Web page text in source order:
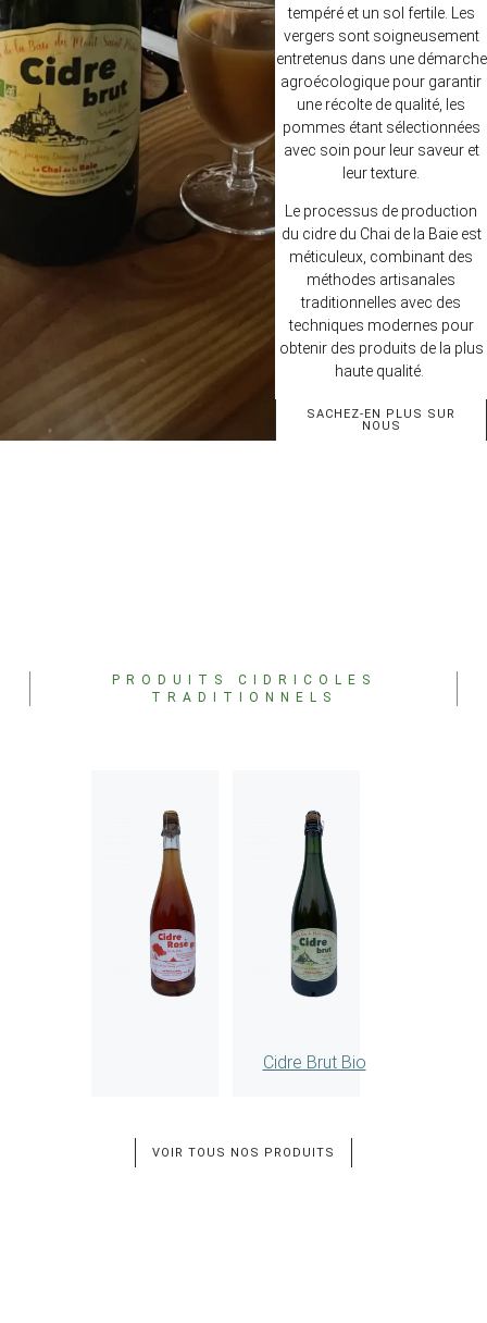
tempéré et un sol fertile. Les
vergers sont soigneusement
entretenus dans une démarche
agroécologique pour garantir
une récolte de qualité, les
pommes étant sélectionnées
avec soin pour leur saveur et
leur texture.
Le processus de production
du cidre du Chai de la Baie est
méticuleux, combinant des
méthodes artisanales
traditionnelles avec des
techniques modernes pour
obtenir des produits de la plus
haute qualité.
SACHEZ-EN PLUS SUR
NOUS
PRODUITS CIDRICOLES
TRADITIONNELS
Cidre Brut Bio
VOIR TOUS NOS PRODUITS